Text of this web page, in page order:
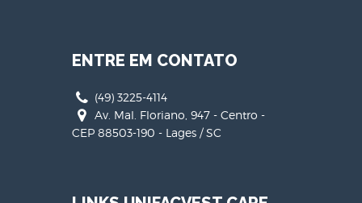
ENTRE EM CONTATO
(49) 3225-4114
Av. Mal. Floriano, 947 - Centro -
CEP 88503-190 - Lages / SC